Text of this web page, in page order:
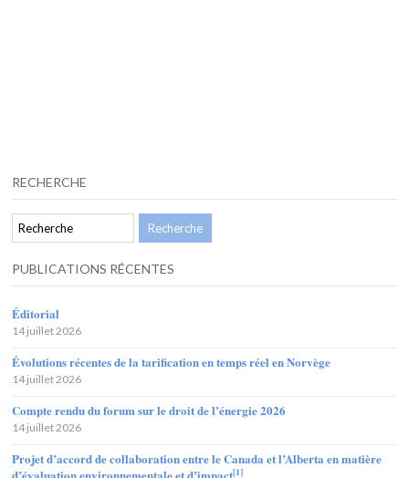
RECHERCHE
PUBLICATIONS RÉCENTES
Éditorial
14 juillet 2026
Évolutions récentes de la tarification en temps réel en Norvège
14 juillet 2026
Compte rendu du forum sur le droit de l’énergie 2026
14 juillet 2026
Projet d’accord de collaboration entre le Canada et l’Alberta en matière
d’évaluation environnementale et d’impact[1]